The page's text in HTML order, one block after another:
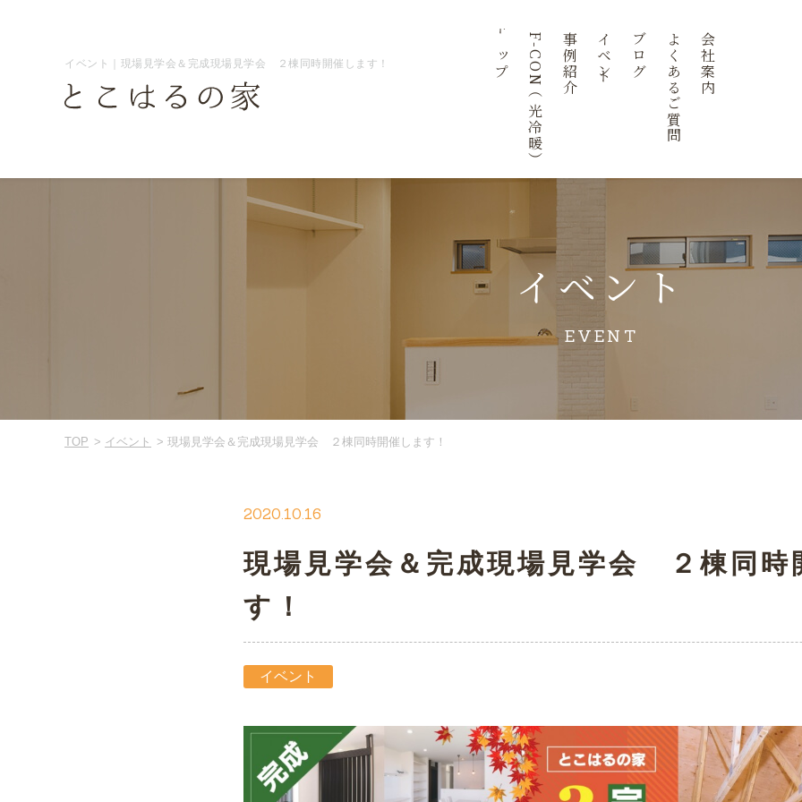
イベント｜現場見学会＆完成現場見学会 ２棟同時開催します！ トップ F-CON（光冷暖） 事例紹介 イベント ブログ よくあるご質問 会社案内
イベント
EVENT
TOP イベント 現場見学会＆完成現場見学会 ２棟同時開催します！
2020.10.16
現場見学会＆完成現場見学会 ２棟同時
す！
イベント